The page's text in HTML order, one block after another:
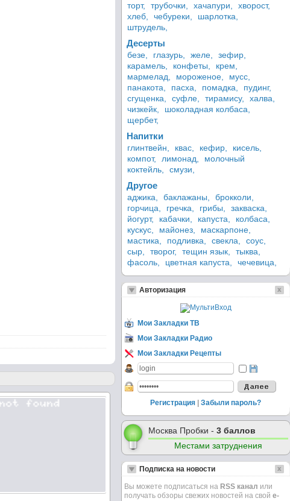
торт,
трубочки, хачапури,
хворост,
хлеб,
чебуреки,
шарлотка,
штрудель,
Десерты
безе, глазурь, желе,
зефир,
карамель,
конфеты,
крем,
мармелад,
мороженое,
мусс,
панакота,
пасха, помадка,
пудинг,
сгущенка,
суфле, тирамису,
халва,
чизкейк,
шоколадная колбаса,
щербет,
Напитки
глинтвейн, квас, кефир,
кисель,
компот,
лимонад,
молочный
коктейль,
смузи,
Другое
аджика, баклажаны,
брокколи,
горчица,
гречка, грибы,
закваска,
йогурт,
кабачки, капуста,
колбаса,
кускус,
майонез,
маскарпоне,
мастика,
подливка, свекла,
соус,
сыр,
творог, тещин язык,
тыква,
фасоль,
цветная капуста, чечевица,
Авторизация
Мои Закладки ТВ
Мои Закладки Радио
Мои Закладки Рецепты
Регистрация Забыли пароль?
Москва Пробки - 3 баллов
Местами затруднения
Подписка на новости
Вы можете подписаться на RSS канал или
получать обзоры свежих новостей на свой e-